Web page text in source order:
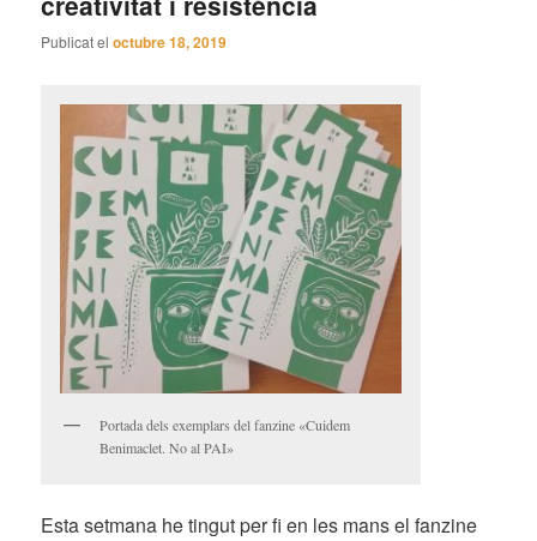
Publicat eloctubre 18, 2019
Portada dels exemplars del fanzine «Cuidem
Benimaclet. No al PAI»
Esta setmana he tingut per fi en les mans el fanzine